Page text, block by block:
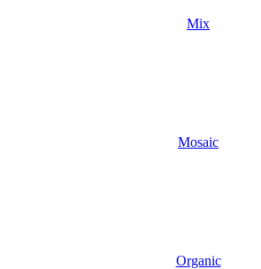
Mix
Mosaic
Organic